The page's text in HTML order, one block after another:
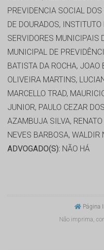
PREVIDENCIA SOCIAL
DE DOURADOS,
SERVIDORES MUNICIPAIS
MUNICIPAL DE
BATISTA DA ROCHA,
OLIVEIRA MARTINS,
MARCELLO TRAD,
JUNIOR, PAULO CEZAR
AZAMBUJA SILVA,
NEVES BARBOSA, WALDIR
ADVOGADO(S): NÃO HÁ
Página
Não imprima,